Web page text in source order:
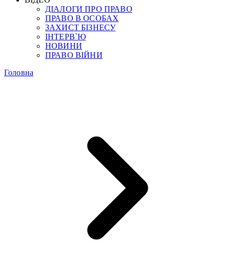
ДІАЛОГИ ПРО ПРАВО
ПРАВО В ОСОБАХ
ЗАХИСТ БІЗНЕСУ
ІНТЕРВ`Ю
НОВИНИ
ПРАВО ВІЙНИ
Головна